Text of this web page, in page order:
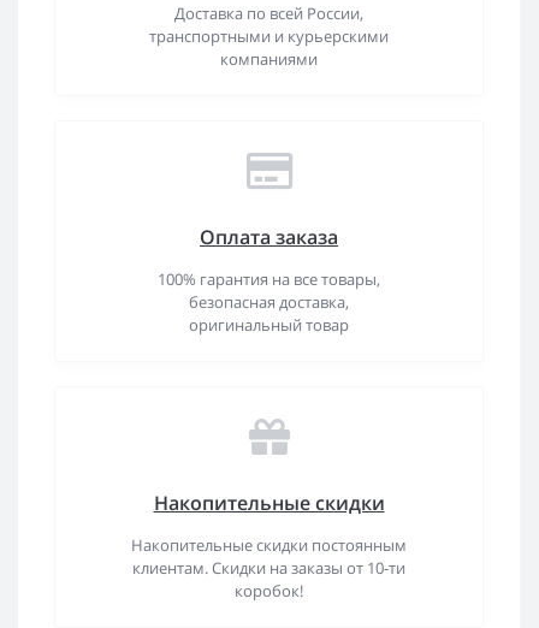
Доставка по всей России,
транспортными и курьерскими
компаниями
Оплата заказа
100% гарантия на все товары,
безопасная доставка,
оригинальный товар
Накопительные скидки
Накопительные скидки постоянным
клиентам. Скидки на заказы от 10-ти
коробок!